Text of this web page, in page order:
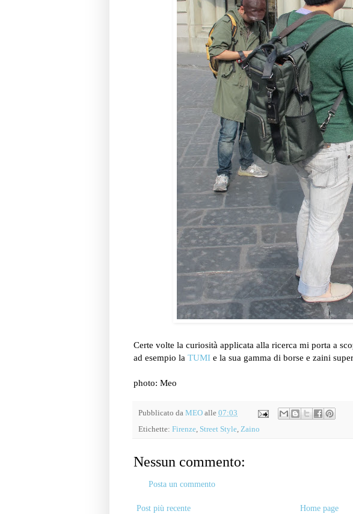
Certe volte la curiosità applicata alla ricerca mi porta a
ad esempio la TUMI e la sua gamma di borse e zaini
photo: Meo
Pubblicato da MEO alle 07:03
Etichette: Firenze, Street Style, Zaino
Nessun commento:
Posta un commento
Post più recente Home page